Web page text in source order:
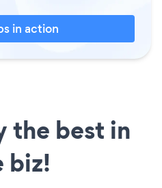
in action
the best in
biz!